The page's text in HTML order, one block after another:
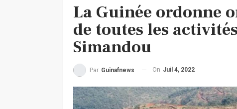
La Guinée ordonne
de toutes les
Simandou
Par Guinafnews On Juil 4, 2022